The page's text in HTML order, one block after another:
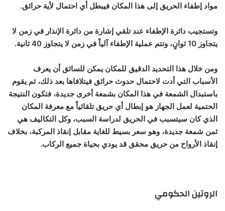
مواد إطفاء الحريق إلى هذا المكان فيبطل أي احتمال لأية حرائق.
وتستجيب دائرة الإطفاء عند تلقي إشارة من دائرة الإنذار في زمن لا
يتجاوز 10 ثوانٍ، وتتم عملية الإطفاء آلياً في زمن لا يتجاوز 40 ثانية.
ومن خلال هذا التحديد الدقيق للمكان يمكن للسائق أن يعرف
الأسباب التي أدت لاحتمال حدوث حرائق فيتلافاها بعد ذلك، ثم يقوم
باستبدال الشمعة في هذا المكان بشمعة أخرى جديدة، فتكون النتيجة
الحتمية لعمل الجهاز هو إبطال أي حريق تلقائياً مع معرفة المكان
الذي كان سيتسبب في الحريق لدراسة السبب، وكل التكاليف هي
ثمن شمعة جديدة، وهو سعر بسيط للغاية مقابل إنقاذ المركبة، بخلاف
إنقاذ الأرواح من حريق محقق قد يودي بحياة جميع الركاب.
الروتين الحكومي